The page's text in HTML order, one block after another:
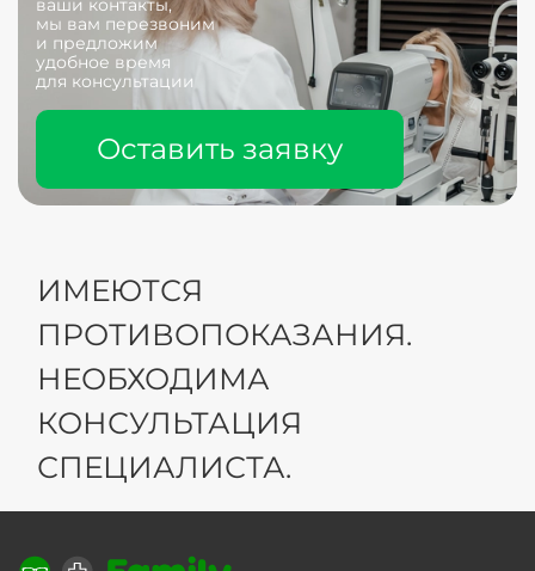
ваши контакты,
мы вам перезвоним
и предложим
удобное время
для консультации
Оставить заявку
ИМЕЮТСЯ
ПРОТИВОПОКАЗАНИЯ.
НЕОБХОДИМА
КОНСУЛЬТАЦИЯ
СПЕЦИАЛИСТА.